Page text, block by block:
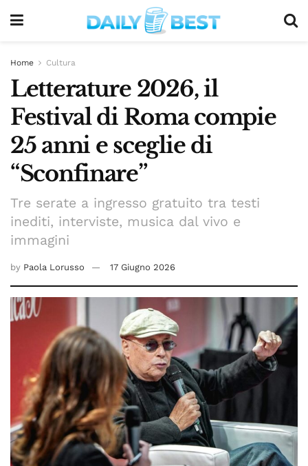
Home Cultura
Letterature 2026, il
Festival di Roma compie
25 anni e sceglie di
“Sconfinare”
Tre serate a ingresso gratuito tra testi
inediti, interviste, musica dal vivo e
immagini
by Paola Lorusso 17 Giugno 2026